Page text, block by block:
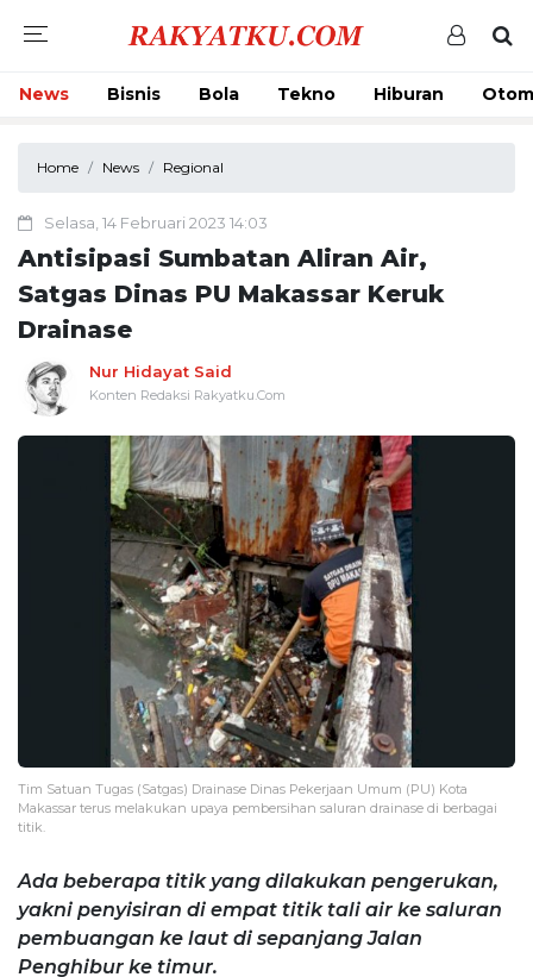
News Bisnis Bola Tekno Hiburan
Home News Regional
Selasa, 14 Februari 2023 14:03
Antisipasi Sumbatan Aliran Air,
Satgas Dinas PU Makassar Keruk
Drainase
Nur Hidayat Said
Konten Redaksi Rakyatku.Com
Tim Satuan Tugas (Satgas) Drainase Dinas Pekerjaan Umum (PU) Kota
Makassar terus melakukan upaya pembersihan saluran drainase di berbagai
titik.
Ada beberapa titik yang dilakukan pengerukan,
yakni penyisiran di empat titik tali air ke saluran
pembuangan ke laut di sepanjang Jalan
Penghibur ke timur.